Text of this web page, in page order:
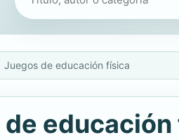
Juegos de educación física